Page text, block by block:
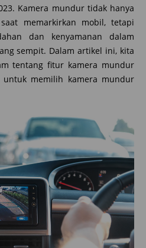
Kamera mundur tidak hanya
memarkirkan mobil, tetapi
dan kenyamanan dalam
sempit. Dalam artikel ini, kita
tentang fitur kamera mundur
memilih kamera mundur